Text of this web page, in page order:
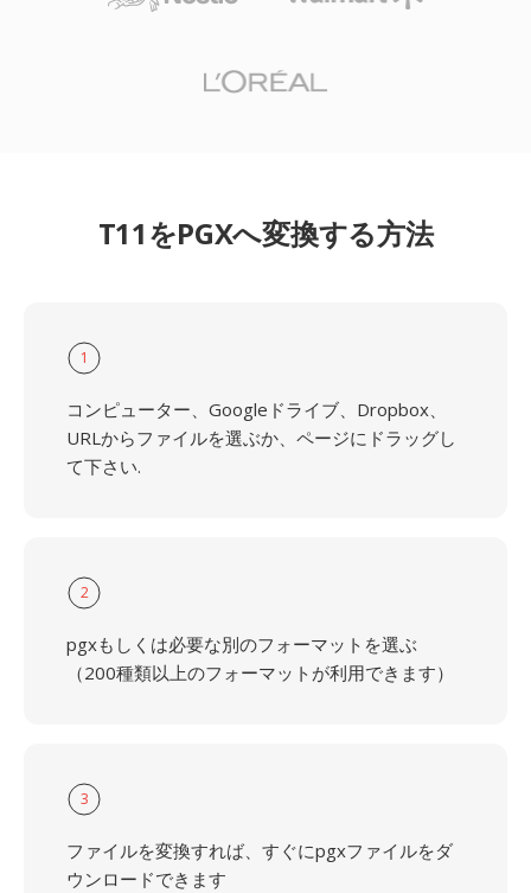
T11をPGXへ変換する方法
1
コンピューター、Googleドライブ、Dropbox、
URLからファイルを選ぶか、ページにドラッグし
て下さい.
2
pgxもしくは必要な別のフォーマットを選ぶ
（200種類以上のフォーマットが利用できます）
3
ファイルを変換すれば、すぐにpgxファイルをダ
ウンロードできます